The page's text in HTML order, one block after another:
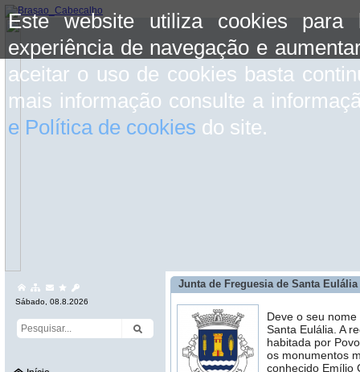
Este website utiliza cookies para
experiência de navegação e
aceitar o uso de cookies basta
mais informação consulte a
e Política de cookies do site.
Sábado, 08.8.2026
Junta de Freguesia de Santa Eulália
Deve o seu
Santa Eulália. A
habitada por
os monumentos
conhecido Emílio